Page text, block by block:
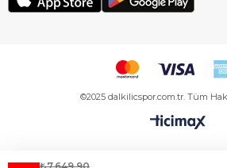
©2025 dalkilicspor.com.tr. Tüm